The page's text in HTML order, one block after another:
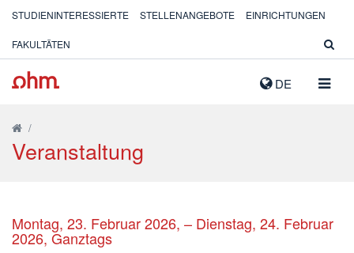
DE
STUDIENINTERESSIERTE STELLENANGEBOTE EINRICHTUNGEN
FAKULTÄTEN
/
Veranstaltung
Montag, 23. Februar 2026, – Dienstag, 24. Februar
2026, Ganztags